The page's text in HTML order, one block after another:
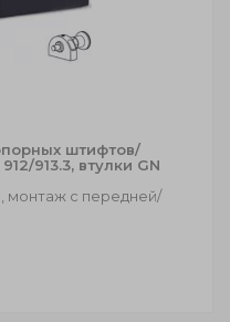
штифтов/
913.3, втулки GN
монтаж с передней/